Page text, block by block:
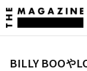
BILLY BOOや